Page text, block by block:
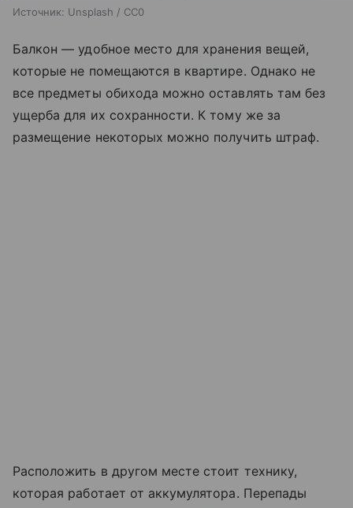
Источник: Unsplash / CC0
Балкон — удобное место для хранения вещей,
которые не помещаются в квартире. Однако не
все предметы обихода можно оставлять там без
ущерба для их сохранности. К тому же за
размещение некоторых можно получить штраф.
Расположить в другом месте стоит технику,
которая работает от аккумулятора. Перепады